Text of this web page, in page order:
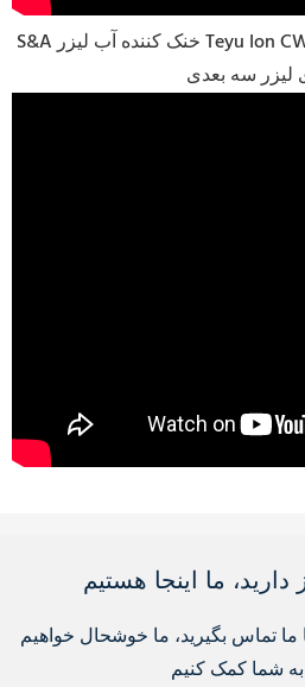
S&A خنک کننده آب لیزر Teyu Ion CW-6200 برای دستگاه علامت
لیزر سه بعدی
ما تماس بگیرید، ما خوشحال خواهیم